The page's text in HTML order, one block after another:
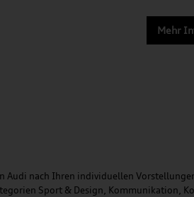
Mehr
Audi nach Ihren individuellen
Sport & Design, Kommunikation,